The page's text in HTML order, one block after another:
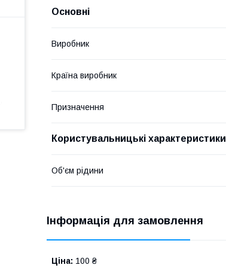
Основні
Виробник
Країна виробник
Призначення
Користувальницькі характеристики
Об'єм рідини
Інформація для замовлення
Ціна: 100 ₴